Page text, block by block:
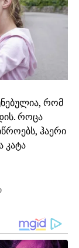
რომ
როცა
ჰაერი
კატა